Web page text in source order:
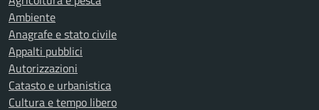
Ambiente
Anagrafe e stato civile
Appalti pubblici
Autorizzazioni
Catasto e urbanistica
Cultura e tempo libero